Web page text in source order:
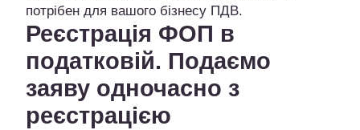
потрібен для вашого бізнесу ПДВ.
Реєстрація ФОП в
податковій. Подаємо
заяву одночасно з
реєстрацією